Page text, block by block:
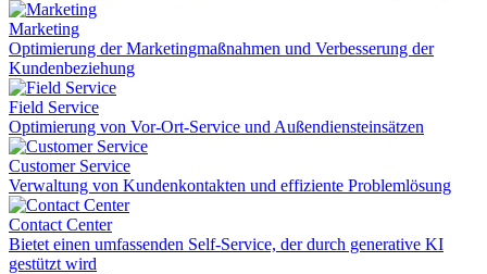
Marketing
Optimierung der Marketingmaßnahmen und Verbesserung der
Kundenbeziehung
Field Service
Optimierung von Vor-Ort-Service und Außendiensteinsätzen
Customer Service
Verwaltung von Kundenkontakten und effiziente Problemlösung
Contact Center
Bietet einen umfassenden Self-Service, der durch generative KI
gestützt wird